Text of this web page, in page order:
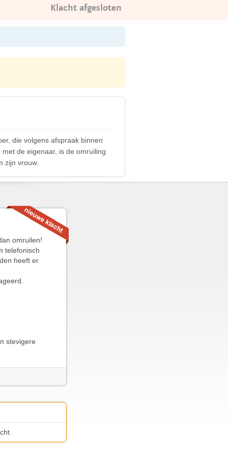
Klacht afgesloten
die volgens afspraak binnen
de eigenaar, is de omruiling
zijn vrouw.
omruilen!
telefonisch
heeft er
stevigere